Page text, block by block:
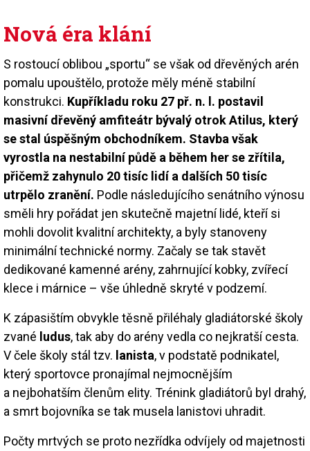
Nová éra klání
S rostoucí oblibou „sportu“ se však od dřevěných arén
pomalu upouštělo, protože měly méně stabilní
konstrukci. Kupříkladu roku 27 př. n. l. postavil
masivní dřevěný amfiteátr bývalý otrok Atilus, který
se stal úspěšným obchodníkem. Stavba však
vyrostla na nestabilní půdě a během her se zřítila,
přičemž zahynulo 20 tisíc lidí a dalších 50 tisíc
utrpělo zranění. Podle následujícího senátního výnosu
směli hry pořádat jen skutečně majetní lidé, kteří si
mohli dovolit kvalitní architekty, a byly stanoveny
minimální technické normy. Začaly se tak stavět
dedikované kamenné arény, zahrnující kobky, zvířecí
klece i márnice – vše úhledně skryté v podzemí.
K zápasištím obvykle těsně přiléhaly gladiátorské školy
zvané ludus, tak aby do arény vedla co nejkratší cesta.
V čele školy stál tzv. lanista, v podstatě podnikatel,
který sportovce pronajímal nejmocnějším
a nejbohatším členům elity. Trénink gladiátorů byl drahý,
a smrt bojovníka se tak musela lanistovi uhradit.
Počty mrtvých se proto nezřídka odvíjely od majetnosti